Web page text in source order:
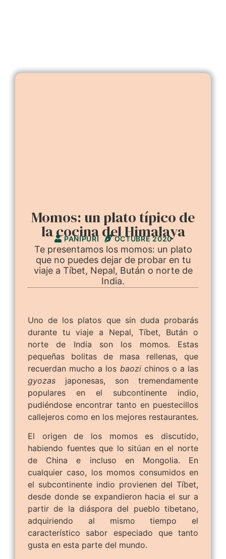
Momos: un plato típico de
la cocina del Himalaya
PANIPURI OCTUBRE 2020
Te presentamos los momos: un plato
que no puedes dejar de probar en tu
viaje a Tíbet, Nepal, Bután o norte de
India.
Uno de los platos que sin duda probarás
durante tu viaje a Nepal, Tíbet, Bután o
norte de India son los momos. Estas
pequeñas bolitas de masa rellenas, que
recuerdan mucho a los baozichinos o a las
gyozas japonesas, son tremendamente
populares en el subcontinente indio,
pudiéndose encontrar tanto en puestecillos
callejeros como en los mejores restaurantes.
El origen de los momos es discutido,
habiendo fuentes que lo sitúan en el norte
de China e incluso en Mongolia. En
cualquier caso, los momos consumidos en
el subcontinente indio provienen del Tíbet,
desde donde se expandieron hacia el sur a
partir de la diáspora del pueblo tibetano,
adquiriendo al mismo tiempo el
característico sabor especiado que tanto
gusta en esta parte del mundo.